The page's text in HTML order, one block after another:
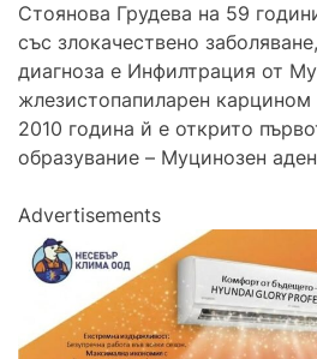
Стоянова Грудева на 59
със злокачествено
диагноза е Инфилтрация от
жлезистопапиларен
2010 година й е открито
образувание – Муцинозен
Advertisements